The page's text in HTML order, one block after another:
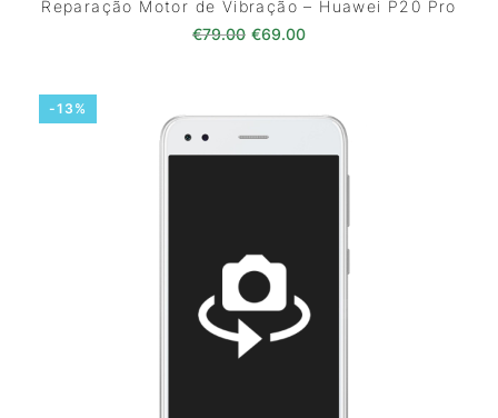
Reparação Motor de Vibração – Huawei P20 Pro
€79.00 O preço original era: €79.00.
€69.00O preço atual é:
-13%